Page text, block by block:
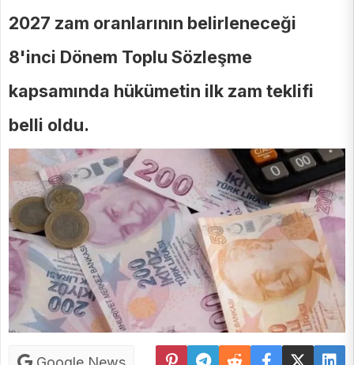
2027 zam oranlarının belirleneceği
8'inci Dönem Toplu Sözleşme
kapsamında hükümetin ilk zam teklifi
belli oldu.